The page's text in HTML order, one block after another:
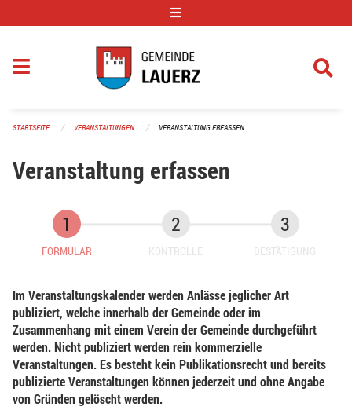
STARTSEITE VERANSTALTUNGEN VERANSTALTUNG ERFASSEN
Veranstaltung erfassen
FORMULAR KONTROLLE BESTÄTIGUNG
Im Veranstaltungskalender werden Anlässe jeglicher Art
publiziert, welche innerhalb der Gemeinde oder im
Zusammenhang mit einem Verein der Gemeinde durchgeführt
werden. Nicht publiziert werden rein kommerzielle
Veranstaltungen. Es besteht kein Publikationsrecht und bereits
publizierte Veranstaltungen können jederzeit und ohne Angabe
von Gründen gelöscht werden.